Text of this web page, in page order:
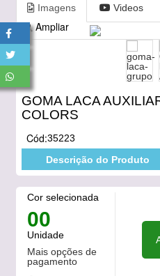
Imagens Videos
Ampliar
GOMA LACA
COLORS
Cód:35223
Descrição do Produto
Cor selecionada
00
Unidade
Mais opções de
pagamento